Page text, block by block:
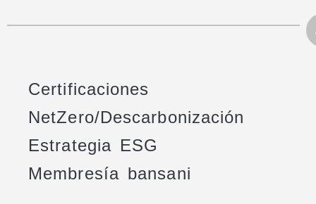
Certificaciones
NetZero/Descarbonización
Estrategia ESG
Membresía bansani